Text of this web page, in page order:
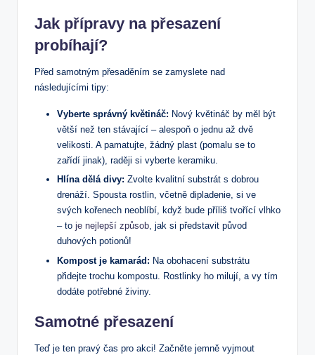
Jak přípravy na ⁤přesazení
probíhají?
Před samotným přesaděním se zamyslete nad
následujícími tipy:
Vyberte ⁤správný květináč: Nový květináč by ‌měl⁢ být
větší než ten stávající – alespoň o jednu až⁤ dvě
velikosti. A pamatujte, žádný plast (pomalu se to
zařídí jinak), raději si ⁣vyberte keramiku.
Hlína dělá‌ divy: Zvolte kvalitní substrát s dobrou
drenáží. ⁢Spousta rostlin, včetně dipladenie, si⁣ ve
svých kořenech‌ neoblíbí, když bude příliš tvořící vlhko
– to je nejlepší způsob, jak si představit původ
duhových potionů!
Kompost je kamarád: Na obohacení substrátu
přidejte trochu kompostu. Rostlinky ho milují, ‍a vy ​tím
dodáte potřebné živiny.
Samotné přesazení
Teď je ten⁢ pravý čas pro akci! Začněte jemně vyjmout